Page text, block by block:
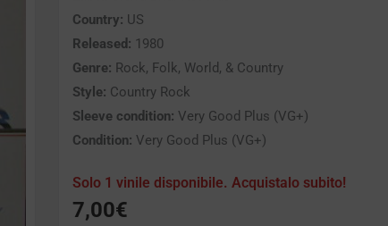
Country: US
Released: 1980
Genre: Rock, Folk, World, & Country
Style: Country Rock
Sleeve condition: Very Good Plus (VG+)
Condition: Very Good Plus (VG+)
Solo 1 vinile disponibile. Acquistalo subito!
7,00€